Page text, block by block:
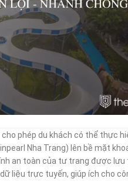
phép du khách có thể thực
Nha Trang) lên bề mặt
an toàn của tư trang được lưu
liệu trực tuyến, giúp ích cho